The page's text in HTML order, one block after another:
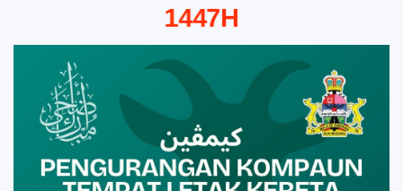
1447H